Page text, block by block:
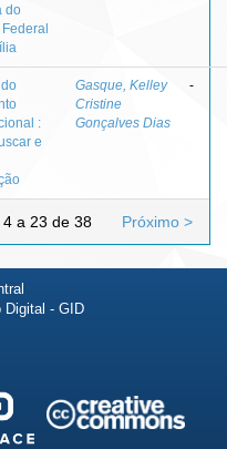
do
Federal
:
e
Gasque, Kelley
Cristine
Gonçalves Dias
-
a 23 de 38 Próximo >
Digital - GID